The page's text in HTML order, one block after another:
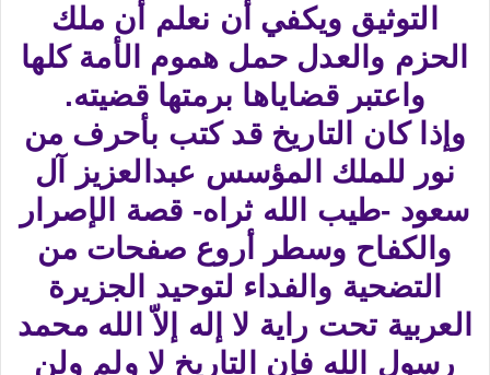
التوثيق ويكفي أن نعلم أن ملك
الحزم والعدل حمل هموم الأمة كلها
واعتبر قضاياها برمتها قضيته.
وإذا كان التاريخ قد كتب بأحرف من
نور للملك المؤسس عبدالعزيز آل
سعود -طيب الله ثراه- قصة الإصرار
والكفاح وسطر أروع صفحات من
التضحية والفداء لتوحيد الجزيرة
العربية تحت راية لا إله إلاّ الله محمد
رسول الله فإن التاريخ لا ولم ولن